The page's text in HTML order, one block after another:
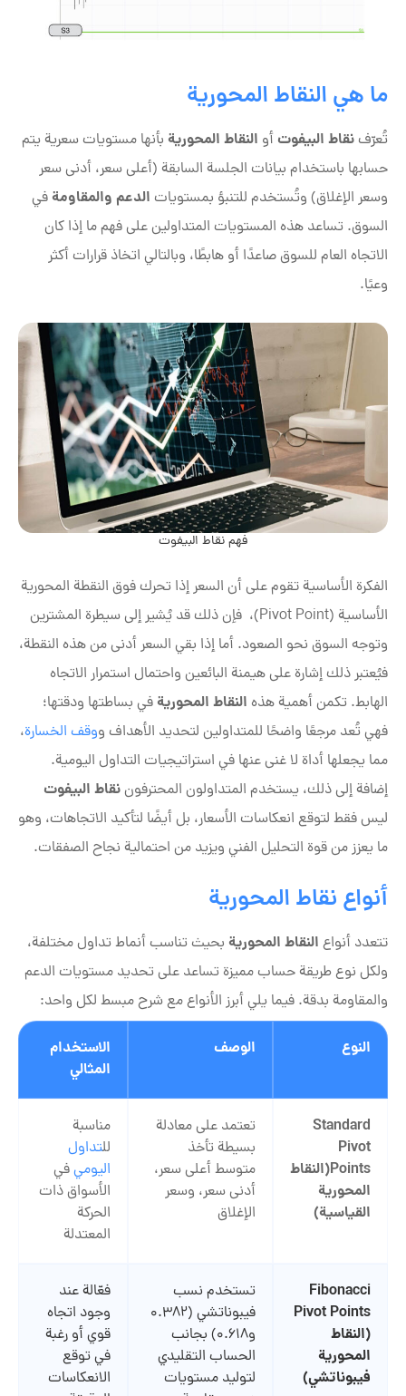
ما هي النقاط المحورية
تُعرّفنقاط البيفوت أو النقاط المحورية بأنها مستويات سعرية يتم
حسابها باستخدام بيانات الجلسة السابقة (أعلى سعر، أدنى سعر
وسعر الإغلاق) وتُستخدم للتنبؤ بمستويات الدعم والمقاومة في
السوق. تساعد هذه المستويات المتداولين على فهم ما إذا كان
الاتجاه العام للسوق صاعدًا أو هابطًا، وبالتالي اتخاذ قرارات أكثر
وعيًا.
فهم نقاط البيفوت
الفكرة الأساسية تقوم على أن السعر إذا تحرك فوق النقطة المحورية
الأساسية (Pivot Point)، فإن ذلك قد يُشير إلى سيطرة المشترين
وتوجه السوق نحو الصعود. أما إذا بقي السعر أدنى من هذه النقطة،
فيُعتبر ذلك إشارة على هيمنة البائعين واحتمال استمرار الاتجاه
الهابط. تكمن أهمية هذه النقاط المحورية في بساطتها ودقتها؛
فهي تُعد مرجعًا واضحًا للمتداولين لتحديد الأهداف ووقف الخسارة،
مما يجعلها أداة لا غنى عنها في استراتيجيات التداول اليومية.
إضافة إلى ذلك، يستخدم المتداولون المحترفوننقاط البيفوت
ليس فقط لتوقع انعكاسات الأسعار، بل أيضًا لتأكيد الاتجاهات، وهو
ما يعزز من قوة التحليل الفني ويزيد من احتمالية نجاح الصفقات.
أنواع نقاط المحورية
تتعدد أنواع النقاط المحورية بحيث تناسب أنماط تداول مختلفة،
ولكل نوع طريقة حساب مميزة تساعد على تحديد مستويات الدعم
والمقاومة بدقة. فيما يلي أبرز الأنواع مع شرح مبسط لكل واحد:
النوع الوصف
الاستخدام
المثالي
Standard
Pivot
Points(النقاط
المحورية
القياسية)
تعتمد على معادلة
بسيطة تأخذ
متوسط أعلى سعر،
أدنى سعر، وسعر
الإغلاق
مناسبة
للتداول
اليوميفي
الأسواق ذات
الحركة
المعتدلة
Fibonacci
Pivot Points
(النقاط
المحورية
فيبوناتشي)
تستخدم نسب
فيبوناتشي (0.382
و0.618) بجانب
الحساب التقليدي
لتوليد مستويات
فعّالة عند
وجود اتجاه
قوي أو رغبة
في توقع
الانعكاسات